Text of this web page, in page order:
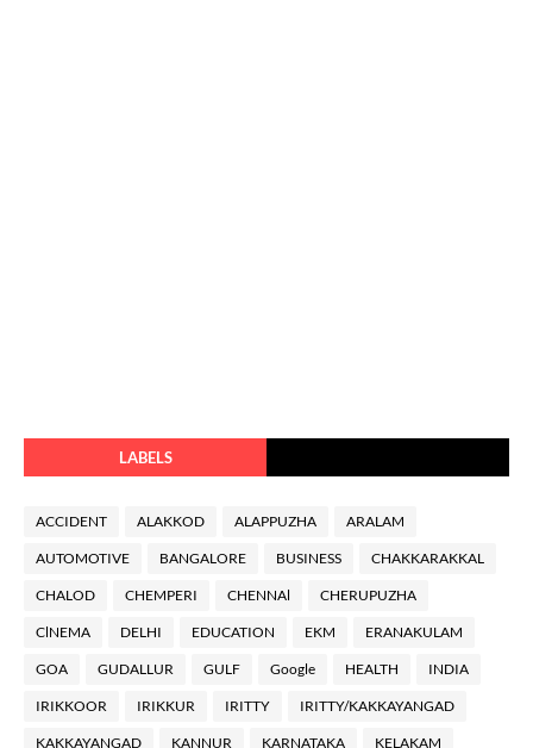
LABELS
ACCIDENT ALAKKOD ALAPPUZHA ARALAM
AUTOMOTIVE BANGALORE BUSINESS CHAKKARAKKAL
CHALOD CHEMPERI CHENNAl CHERUPUZHA
ClNEMA DELHI EDUCATION EKM ERANAKULAM
GOA GUDALLUR GULF Google HEALTH INDIA
IRIKKOOR IRIKKUR IRITTY IRITTY/KAKKAYANGAD
KAKKAYANGAD KANNUR KARNATAKA KELAKAM